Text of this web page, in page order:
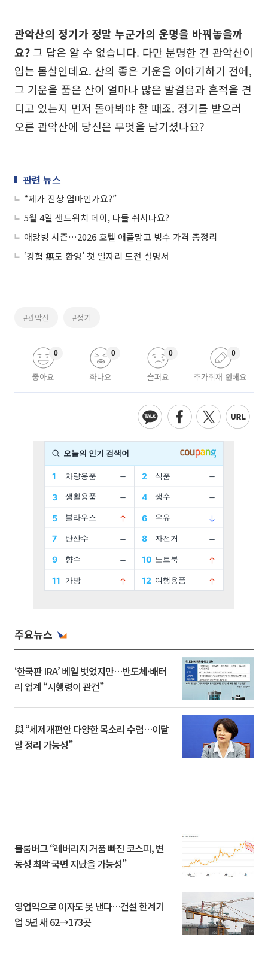
관악산의 정기가 정말 누군가의 운명을 바꿔놓을까
요? 그 답은 알 수 없습니다. 다만 분명한 건 관악산이
입는 몸살인데요. 산의 좋은 기운을 이야기하기 전에,
그 기운을 품은 산이 얼마나 많은 발걸음과 흔적을 견
디고 있는지 먼저 돌아봐야 할 때죠. 정기를 받으러
오른 관악산에 당신은 무엇을 남기셨나요?
관련 뉴스
“제가 진상 엄마인가요?”
5월 4일 샌드위치 데이, 다들 쉬시나요?
애망빙 시즌…2026 호텔 애플망고 빙수 가격 총정리
‘경험 無도 환영’ 첫 일자리 도전 설명서
#관악산 #정기
좋아요
0
화나요
0
슬퍼요
0
추가취재 원해요
0
주요뉴스
‘한국판 IRA’ 베일 벗었지만…반도체·배터
리 업계 “시행령이 관건”
與 “세제개편안 다양한 목소리 수렴…이달
말 정리 가능성”
블룸버그 “레버리지 거품 빠진 코스피, 변
동성 최악 국면 지났을 가능성”
영업익으로 이자도 못 낸다…건설 한계기
업 5년 새 62→173곳